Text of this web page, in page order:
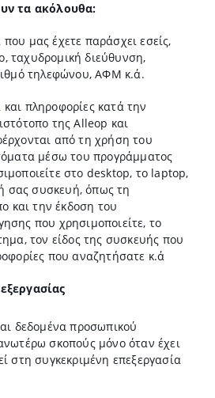
τα ακόλουθα:
μας έχετε παράσχει εσείς,
ταχυδρομική διεύθυνση,
τηλεφώνου, ΑΦΜ κ.ά.
πληροφορίες κατά την
της Alleop και
από τη χρήση του
μέσω του προγράμματος
στο desktop, το laptop,
σας συσκευή, όπως τη
και την έκδοση του
που χρησιμοποιείτε, το
τον είδος της συσκευής που
που αναζητήσατε κ.ά
δεδομένα προσωπικού
σκοπούς μόνο όταν έχει
στη συγκεκριμένη επεξεργασία